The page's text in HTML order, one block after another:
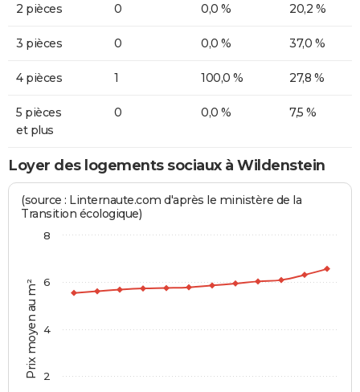
2 pièces 0 0,0 % 20,2 %
3 pièces 0 0,0 % 37,0 %
4 pièces 1 100,0 % 27,8 %
5 pièces
et plus
0 0,0 % 7,5 %
Loyer des logements sociaux à Wildenstein
Prix moyen au m²
(source : Linternaute.com d'après le ministère de la
Transition écologique)
2
4
6
8